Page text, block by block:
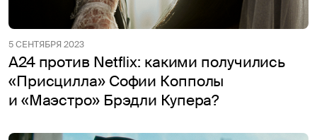
5 СЕНТЯБРЯ 2023
А24 против Netflix: какими получились
«Присцилла» Софии Копполы
и «Маэстро» Брэдли Купера?